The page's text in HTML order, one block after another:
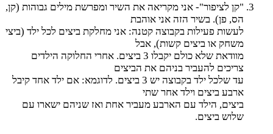
"קן לציפור"- אני מקריאה את השיר ומפרשת מילים גבוהות (קן,
הס, פן). בשיר הזה אני אוהבת
לעשות פעילות בקבוצה קטנה: אני מחלקת ביצים לכל ילד (ביצי
משחק או ביצים קשות), אבל
מוודאת שלא כולם יקבלו 3 ביצים. אחרי החלוקה הילדים
צריכים להעביר בניהם את הביצים
עד שלכל ילד בקבוצה יש 3 ביצים. לדוגמא: אם ילד אחד קיבל
ארבע ביצים וילד אחר שתי
ביצים, הילד עם הארבע מעביר אחת ואז שניהם ישארו עם
שלוש ביצים.